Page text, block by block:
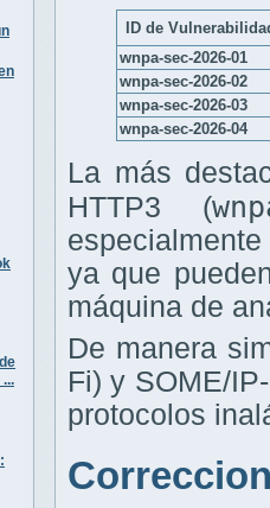
ID de
wnpa-sec-2026-01
wnpa-sec-2026-02
wnpa-sec-2026-03
wnpa-sec-2026-04
La más
HTTP3 (
ya que
máquina de
De manera
Fi) y SOME/
protocolos